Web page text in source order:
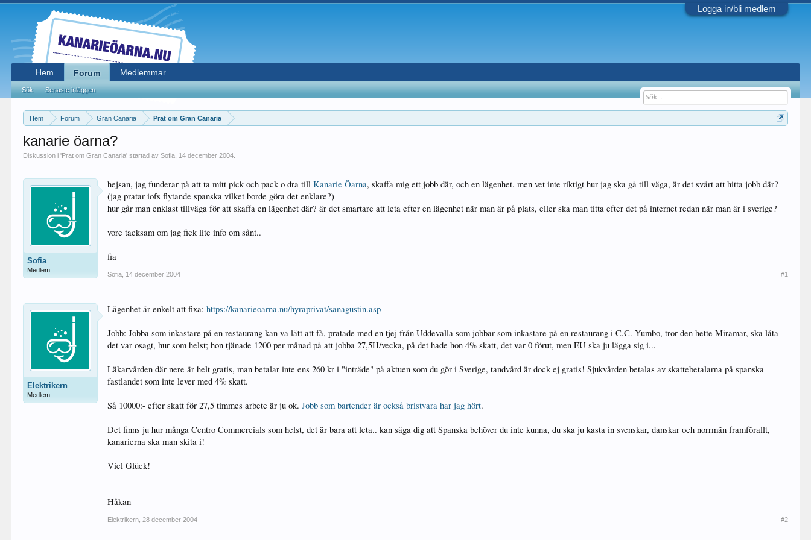
Logga in/bli medlem
Hem Forum Gran Canaria Prat om Gran Canaria
kanarie öarna?
Diskussion i 'Prat om Gran Canaria' startad avSofia 14 december 2004
Sofia
Medlem
hejsan, jag funderar på att ta mitt pick och pack o dra tillKanarie Öarna, skaffa mig ett jobb där, och en lägenhet. men vet inte riktigt hur jag ska gå till väga, är det svårt att hitta jobb där?
(jag pratar iofs flytande spanska vilket borde göra det enklare?)
hur går man enklast tillväga för att skaffa en lägenhet där? är det smartare att leta efter en lägenhet när man är på plats, eller ska man titta efter det på internet redan när man är i sverige?
vore tacksam om jag fick lite info om sånt..
fia
Sofia 14 december 2004 #1
Elektrikern
Medlem
Lägenhet är enkelt att fixa:https://kanarieoarna.nu/hyraprivat/sanagustin.asp
Jobb: Jobba som inkastare på en restaurang kan va lätt att få, pratade med en tjej från Uddevalla som jobbar som inkastare på en restaurang i C.C. Yumbo, tror den hette Miramar, ska låta
det var osagt, hur som helst; hon tjänade 1200 per månad på att jobba 27,5H/vecka, på det hade hon 4% skatt, det var 0 förut, men EU ska ju lägga sig i...
Läkarvården där nere är helt gratis, man betalar inte ens 260 kr i "inträde" på aktuen som du gör i Sverige, tandvård är dock ej gratis! Sjukvården betalas av skattebetalarna på spanska
fastlandet som inte lever med 4% skatt.
Så 10000:- efter skatt för 27,5 timmes arbete är ju ok.Jobb som bartender är också bristvara har jag hört.
Det finns ju hur många Centro Commercials som helst, det är bara att leta.. kan säga dig att Spanska behöver du inte kunna, du ska ju kasta in svenskar, danskar och norrmän framförallt,
kanarierna ska man skita i!
Viel Glück!
Håkan
Elektrikern 28 december 2004 #2
Hem Forum
Sök Senaste inläggen
Medlemmar